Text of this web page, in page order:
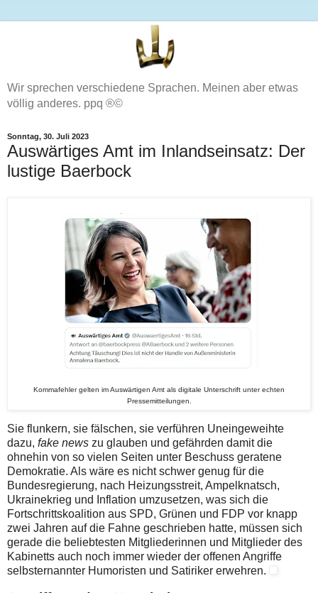
Wir sprechen verschiedene Sprachen. Meinen aber etwas
völlig anderes. ppq ®©
Sonntag, 30. Juli 2023
Auswärtiges Amt im Inlandseinsatz: Der
lustige Baerbock
Kommafehler gelten im Auswärtigen Amt als digitale Unterschrift unter echten
Pressemitteilungen.
Sie flunkern, sie fälschen, sie verführen Uneingeweihte
dazu, fake news zu glauben und gefährden damit die
ohnehin von so vielen Seiten unter Beschuss geratene
Demokratie. Als wäre es nicht schwer genug für die
Bundesregierung, nach Heizungsstreit, Ampelknatsch,
Ukrainekrieg und Inflation umzusetzen, was sich die
Fortschrittskoalition aus SPD, Grünen und FDP vor knapp
zwei Jahren auf die Fahne geschrieben hatte, müssen sich
gerade die beliebtesten Mitgliederinnen und Mitglieder des
Kabinetts auch noch immer wieder der offenen Angriffe
selbsternannter Humoristen und Satiriker erwehren.